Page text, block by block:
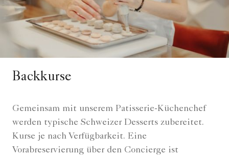
Backkurse
Gemeinsam mit unserem Patisserie-Küchenchef
werden typische Schweizer Desserts zubereitet.
Kurse je nach Verfügbarkeit. Eine
Vorabreservierung über den Concierge ist